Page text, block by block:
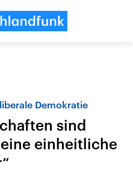
Demokratie
sind
einheitliche